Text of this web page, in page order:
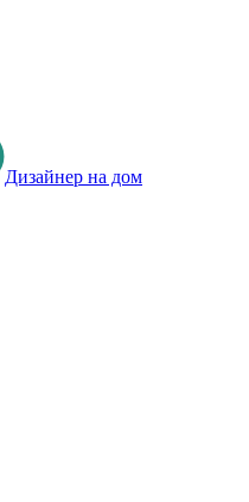
Дизайнер на дом